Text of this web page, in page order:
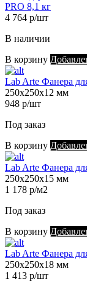
PRO 8,1 кг
4 764 р/шт
В наличии
В корзину
Lab Arte Фанера
250х250х12 мм
948 р/шт
Под заказ
В корзину
Lab Arte Фанера
250х250х15 мм
1 178 р/м2
Под заказ
В корзину
Lab Arte Фанера
250х250х18 мм
1 413 р/шт